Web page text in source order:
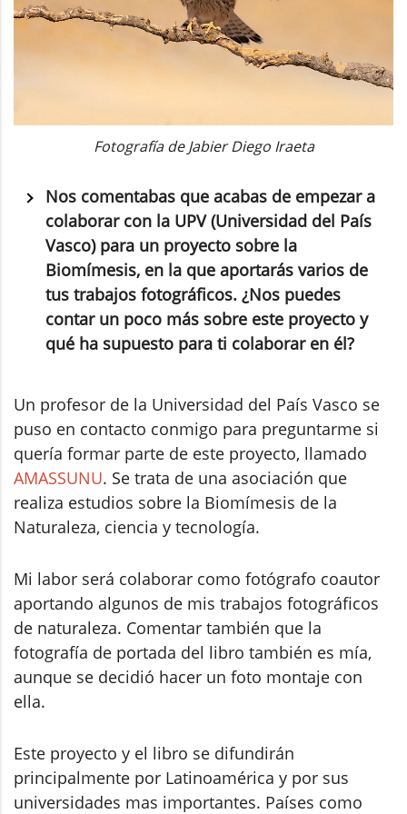
Fotografía de Jabier Diego Iraeta
Nos comentabas que acabas de empezar a
colaborar con la UPV (Universidad del País
Vasco) para un proyecto sobre la
Biomímesis, en la que aportarás varios de
tus trabajos fotográficos. ¿Nos puedes
contar un poco más sobre este proyecto y
qué ha supuesto para ti colaborar en él?
Un profesor de la Universidad del País Vasco se
puso en contacto conmigo para preguntarme si
quería formar parte de este proyecto, llamado
AMASSUNU. Se trata de una asociación que
realiza estudios sobre la Biomímesis de la
Naturaleza, ciencia y tecnología.
Mi labor será colaborar como fotógrafo coautor
aportando algunos de mis trabajos fotográficos
de naturaleza. Comentar también que la
fotografía de portada del libro también es mía,
aunque se decidió hacer un foto montaje con
ella.
Este proyecto y el libro se difundirán
principalmente por Latinoamérica y por sus
universidades mas importantes. Países como